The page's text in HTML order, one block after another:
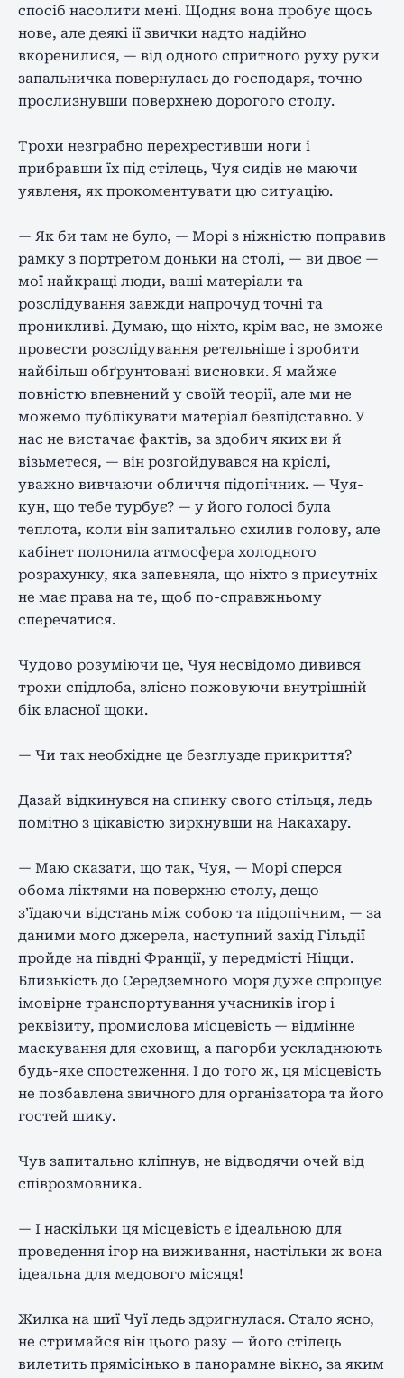
спосіб насолити мені. Щодня вона пробує щось
нове, але деякі ії звички надто надійно
вкоренилися, — від одного спритного руху руки
запальничка повернулась до господаря, точно
прослизнувши поверхнею дорогого столу.
Трохи незграбно перехрестивши ноги і
прибравши їх під стілець, Чуя сидів не маючи
уявленя, як прокоментувати цю ситуацію.
— Як би там не було, — Морі з ніжністю поправив
рамку з портретом доньки на столі, — ви двоє —
мої найкращі люди, ваші матеріали та
розслідування завжди напрочуд точні та
проникливі. Думаю, що ніхто, крім вас, не зможе
провести розслідування ретельніше і зробити
найбільш обґрунтовані висновки. Я майже
повністю впевнений у своїй теорії, але ми не
можемо публікувати матеріал безпідставно. У
нас не вистачає фактів, за здобич яких ви й
візьметеся, — він розгойдувався на кріслі,
уважно вивчаючи обличчя підопічних. — Чуя-
кун, що тебе турбує? — у його голосі була
теплота, коли він запитально схилив голову, але
кабінет полонила атмосфера холодного
розрахунку, яка запевняла, що ніхто з присутніх
не має права на те, щоб по-справжньому
сперечатися.
Чудово розуміючи це, Чуя несвідомо дивився
трохи спідлоба, злісно пожовуючи внутрішній
бік власної щоки.
— Чи так необхідне це безглузде прикриття?
Дазай відкинувся на спинку свого стільця, ледь
помітно з цікавістю зиркнувши на Накахару.
— Маю сказати, що так, Чуя, — Морі сперся
обома ліктями на поверхню столу, дещо
з’їдаючи відстань між собою та підопічним, — за
даними мого джерела, наступний захід Гільдії
пройде на півдні Франції, у передмісті Ніцци.
Близькість до Середземного моря дуже спрощує
імовірне транспортування учасників ігор і
реквізиту, промислова місцевість — відмінне
маскування для сховищ, а пагорби ускладнюють
будь-яке спостеження. І до того ж, ця місцевість
не позбавлена ​​звичного для організатора та його
гостей шику.
Чув запитально кліпнув, не відводячи очей від
співрозмовника.
— І наскільки ця місцевість є ідеальною для
проведення ігор на виживання, настільки ж вона
ідеальна для медового місяця!
Жилка на шиї Чуї ледь здригнулася. Стало ясно,
не стримайся він цього разу — його стілець
вилетить прямісінько в панорамне вікно, за яким